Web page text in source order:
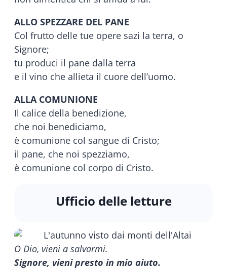
ALLO SPEZZARE DEL PANE
Col frutto delle tue opere sazi la terra, o
Signore;
tu produci il pane dalla terra
e il vino che allieta il cuore dell’uomo.
ALLA COMUNIONE
Il calice della benedizione,
che noi benediciamo,
è comunione col sangue di Cristo;
il pane, che noi spezziamo,
è comunione col corpo di Cristo.
Ufficio delle letture
O Dio, vieni a salvarmi.
Signore, vieni presto in mio aiuto.